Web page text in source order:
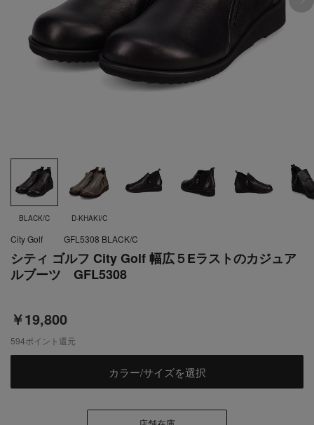
BLACK/C D-KHAKI/C
シティ ゴルフ City Golf 幅広５Eラストのカジュア
ルブーツ GFL5308
￥19,800
City Golf GFL5308 BLACK/C
594ポイント還元
カラー/サイズを選択